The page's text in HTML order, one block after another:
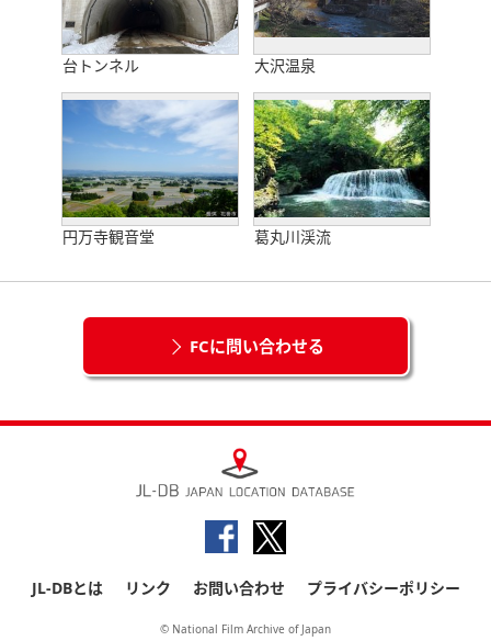
台トンネル 大沢温泉
円万寺観音堂 葛丸川渓流
FCに問い合わせる
JL-DBとは リンク お問い合わせ プライバシーポリシー
© National Film Archive of Japan